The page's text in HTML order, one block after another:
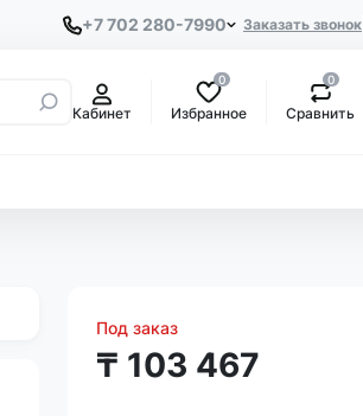
+7 702 280-7990 Заказать звонок
Кабинет
0
Избранное
0
Сравнить
Под заказ
₸ 103 467